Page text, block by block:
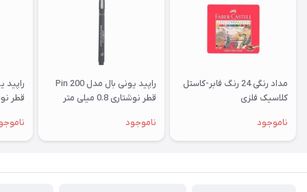
مداد رنگی 24 رنگ فابر-کاستل
کلاسیک فلزی
ناموجود
راپید یونی بال مدل Pin 200
قطر نوشتاری 0.8 میلی متر
ناموجود
قطر